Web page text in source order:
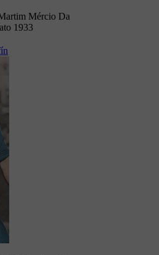
Mércio Da
1933